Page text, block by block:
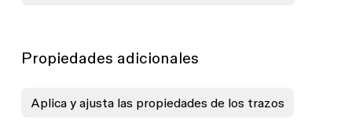
Propiedades adicionales
Aplica y ajusta las propiedades de los trazos